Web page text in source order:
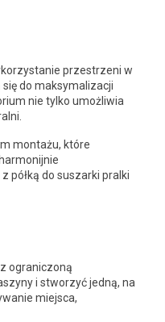
przestrzeni w
do maksymalizacji
nie tylko umożliwia
montażu, które
półką do suszarki pralki
ograniczoną
i stworzyć jedną, na
miejsca,